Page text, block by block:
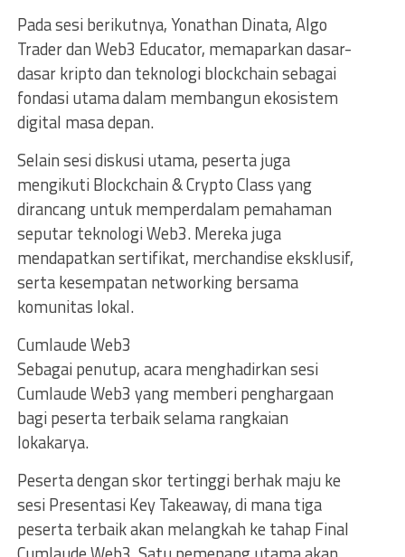
Pada sesi berikutnya, Yonathan Dinata, Algo
Trader dan Web3 Educator, memaparkan dasar-
dasar kripto dan teknologi blockchain sebagai
fondasi utama dalam membangun ekosistem
digital masa depan.
Selain sesi diskusi utama, peserta juga
mengikuti Blockchain & Crypto Class yang
dirancang untuk memperdalam pemahaman
seputar teknologi Web3. Mereka juga
mendapatkan sertifikat, merchandise eksklusif,
serta kesempatan networking bersama
komunitas lokal.
Cumlaude Web3
Sebagai penutup, acara menghadirkan sesi
Cumlaude Web3 yang memberi penghargaan
bagi peserta terbaik selama rangkaian
lokakarya.
Peserta dengan skor tertinggi berhak maju ke
sesi Presentasi Key Takeaway, di mana tiga
peserta terbaik akan melangkah ke tahap Final